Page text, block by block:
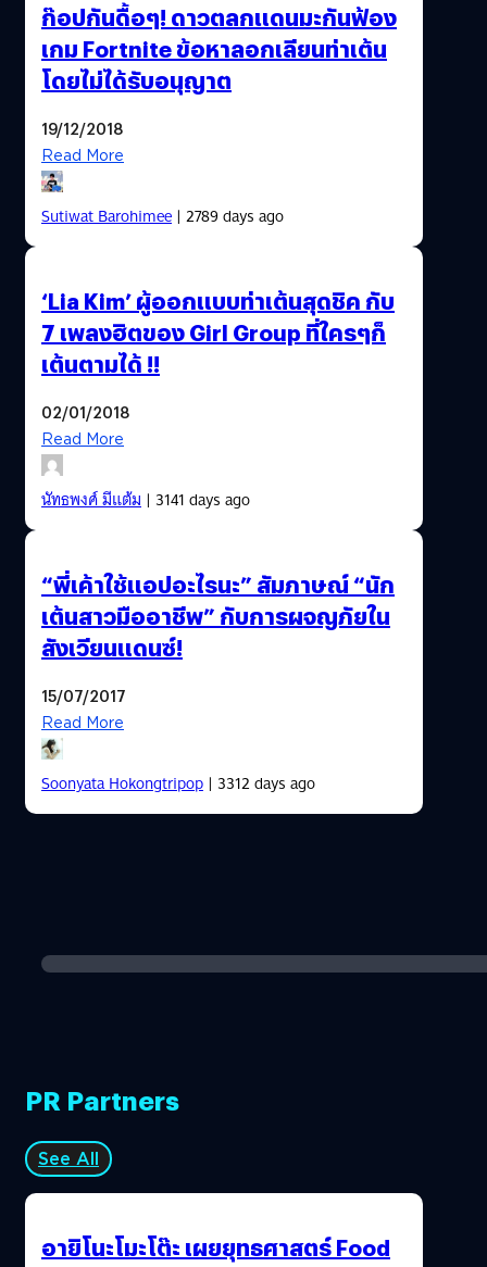
ก๊อปกันดื้อๆ! ดาวตลกแดนมะกันฟ้อง
เกม Fortnite ข้อหาลอกเลียนท่าเต้น
โดยไม่ได้รับอนุญาต
19/12/2018
Read More
Sutiwat Barohimee| 2789 days ago
‘Lia Kim’ ผู้ออกแบบท่าเต้นสุดชิค กับ
7 เพลงฮิตของ Girl Group ที่ใครๆก็
เต้นตามได้ !!
02/01/2018
Read More
นัทธพงศ์ มีแต้ม| 3141 days ago
“พี่เค้าใช้แอปอะไรนะ” สัมภาษณ์ “นัก
เต้นสาวมืออาชีพ” กับการผจญภัยใน
สังเวียนแดนซ์!
15/07/2017
Read More
Soonyata Hokongtripop| 3312 days ago
PR Partners
See All
อายิโนะโมะโต๊ะ เผยยุทธศาสตร์ Food